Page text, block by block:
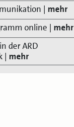
| mehr
online | mehr
der ARD
| mehr